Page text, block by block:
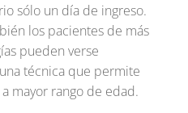
sólo un día de ingreso.
los pacientes de más
pueden verse
técnica que permite
mayor rango de edad.